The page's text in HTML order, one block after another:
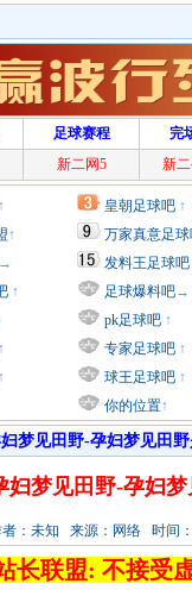
足球赛程
完
新二网5 新
↑
↑
→
↑
↑
↑
皇朝足球吧 ↑
万家真意足
发料王足球吧
足球爆料吧→
pk足球吧 ↑
专家足球吧 ↑
球王足球吧 ↑
你的位置↑
梦见田野-孕妇梦见田
妇梦见田野-孕妇
：未知 来源：网络 时间
长联盟: 不接受